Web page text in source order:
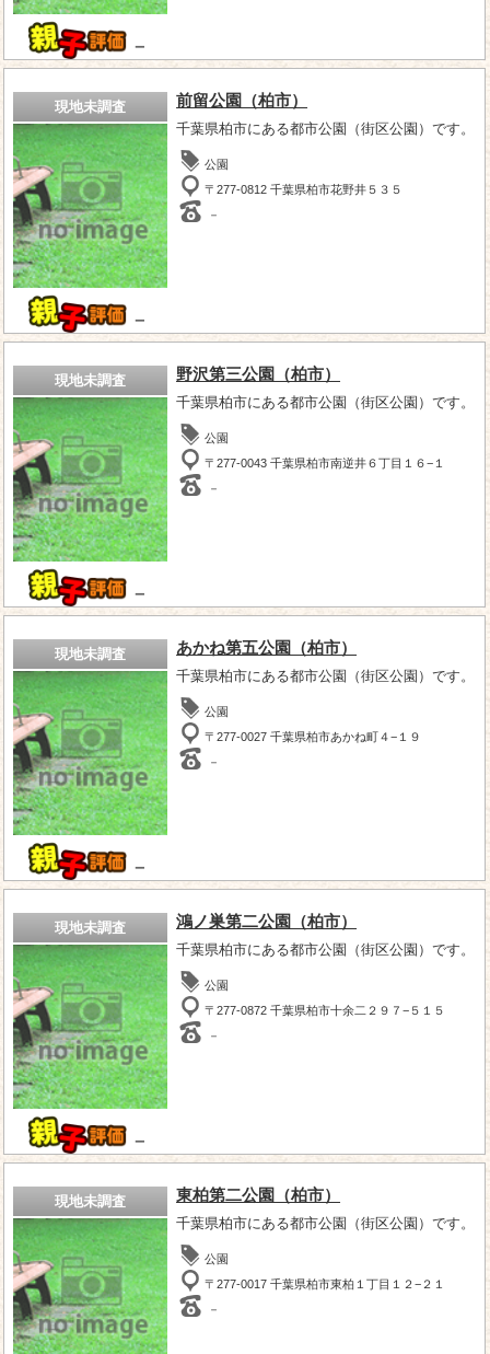
－
現地未調査
－
前留公園（柏市）
千葉県柏市にある都市公園（街区公園）です。
公園
〒277-0812 千葉県柏市花野井５３５
－
現地未調査
－
野沢第三公園（柏市）
千葉県柏市にある都市公園（街区公園）です。
公園
〒277-0043 千葉県柏市南逆井６丁目１６−１
－
現地未調査
－
あかね第五公園（柏市）
千葉県柏市にある都市公園（街区公園）です。
公園
〒277-0027 千葉県柏市あかね町４−１９
－
現地未調査
－
鴻ノ巣第二公園（柏市）
千葉県柏市にある都市公園（街区公園）です。
公園
〒277-0872 千葉県柏市十余二２９７−５１５
－
現地未調査 東柏第二公園（柏市）
千葉県柏市にある都市公園（街区公園）です。
公園
〒277-0017 千葉県柏市東柏１丁目１２−２１
－